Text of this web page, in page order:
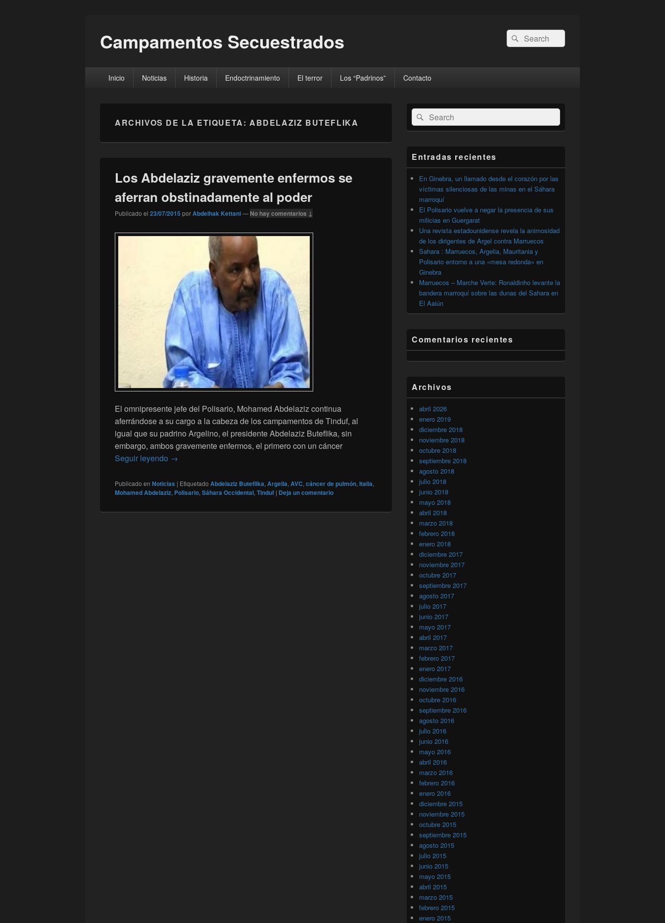
Campamentos Secuestrados
Buscar
por:
Buscar
principalInicio Noticias Historia Endoctrinamiento El terror Los “Padrinos” Contacto
ARCHIVOS DE LA ETIQUETA:ABDELAZIZ BUTEFLIKA
Los Abdelaziz gravemente enfermos se
aferran obstinadamente al poder
Publicado el 23/07/2015 porAbdelhak Kettani— No hay comentarios ↓
El omnipresente jefe del Polisario, Mohamed Abdelaziz continua
aferrándose a su cargo a la cabeza de los campamentos de Tinduf, al
igual que su padrino Argelino, el presidente Abdelaziz Buteflika, sin
embargo, ambos gravemente enfermos, el primero con un cáncer
Seguir leyendo Los Abdelaziz gravemente enfermos se aferran obstinadamente al poder
→
Publicado en Noticias | Etiquetado Abdelaziz Buteflika, Argelia, AVC, cáncer de pulmón, Italia,
Mohamed Abdelaziz, Polisario, Sáhara Occidental, Tinduf | Deja un comentario
El
área
de
widget
lateral
primaria
Buscar
por:
Buscar
Entradas recientes
En Ginebra, un llamado desde el corazón por las
víctimas silenciosas de las minas en el Sáhara
marroquí
El Polisario vuelve a negar la presencia de sus
milicias en Guergarat
Una revista estadounidense revela la animosidad
de los dirigentes de Argel contra Marruecos
Sahara : Marruecos, Argelia, Mauritania y
Polisario entorno a una «mesa redonda» en
Ginebra
Marruecos – Marche Verte: Ronaldinho levante la
bandera marroquí sobre las dunas del Sahara en
El Aaiún
Comentarios recientes
Archivos
abril 2026
enero 2019
diciembre 2018
noviembre 2018
octubre 2018
septiembre 2018
agosto 2018
julio 2018
junio 2018
mayo 2018
abril 2018
marzo 2018
febrero 2018
enero 2018
diciembre 2017
noviembre 2017
octubre 2017
septiembre 2017
agosto 2017
julio 2017
junio 2017
mayo 2017
abril 2017
marzo 2017
febrero 2017
enero 2017
diciembre 2016
noviembre 2016
octubre 2016
septiembre 2016
agosto 2016
julio 2016
junio 2016
mayo 2016
abril 2016
marzo 2016
febrero 2016
enero 2016
diciembre 2015
noviembre 2015
octubre 2015
septiembre 2015
agosto 2015
julio 2015
junio 2015
mayo 2015
abril 2015
marzo 2015
febrero 2015
enero 2015